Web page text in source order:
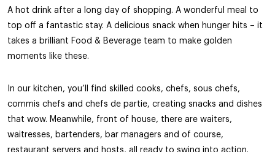
A hot drink after a long day of shopping. A wonderful meal to
top off a fantastic stay. A delicious snack when hunger hits – it
takes a brilliant Food & Beverage team to make golden
moments like these.
In our kitchen, you’ll find skilled cooks, chefs, sous chefs,
commis chefs and chefs de partie, creating snacks and dishes
that wow. Meanwhile, front of house, there are waiters,
waitresses, bartenders, bar managers and of course,
restaurant servers and hosts, all ready to swing into action.